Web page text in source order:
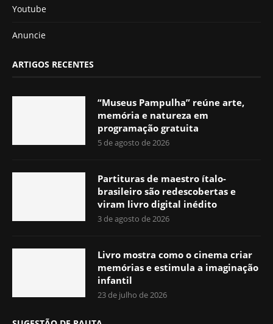
Youtube
Anuncie
ARTIGOS RECENTES
“Museus Pampulha” reúne arte,
memória e natureza em
programação gratuita
5 de agosto de 2026
Partituras de maestro ítalo-
brasileiro são redescobertas e
viram livro digital inédito
3 de agosto de 2026
Livro mostra como o cinema criar
memórias e estimula a imaginação
infantil
23 de julho de 2026